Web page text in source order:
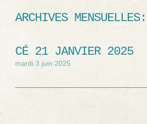
ARCHIVES MENSUELLES:
CÉ 21 JANVIER 2025
mardi 3 juin 2025